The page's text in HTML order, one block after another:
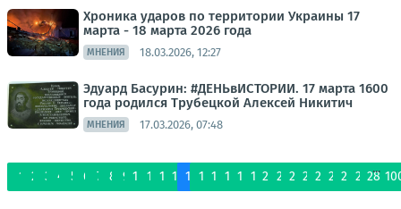
Хроника ударов по территории Украины 17
марта - 18 марта 2026 года
МНЕНИЯ 18.03.2026, 12:27
Эдуард Басурин: #ДЕНЬвИСТОРИИ. 17 марта 1600
года родился Трубецкой Алексей Никитич
МНЕНИЯ 17.03.2026, 07:48
1 2 3 4 5 6 7 8 9 10 11 12 13 14 15 16 17 18 19 20 21 22 23 24 25 26 27 28
...